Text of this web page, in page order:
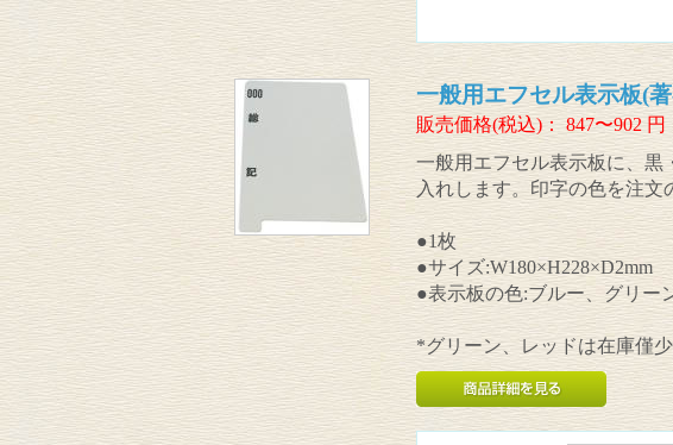
一般用エフセル表示板(
販売価格(税込)： 847〜902 円
一般用エフセル表示板に、黒
入れします。印字の色を注文
●1枚
●サイズ:W180×H228×D2mm
●表示板の色:ブルー、グリー
*グリーン、レッドは在庫僅